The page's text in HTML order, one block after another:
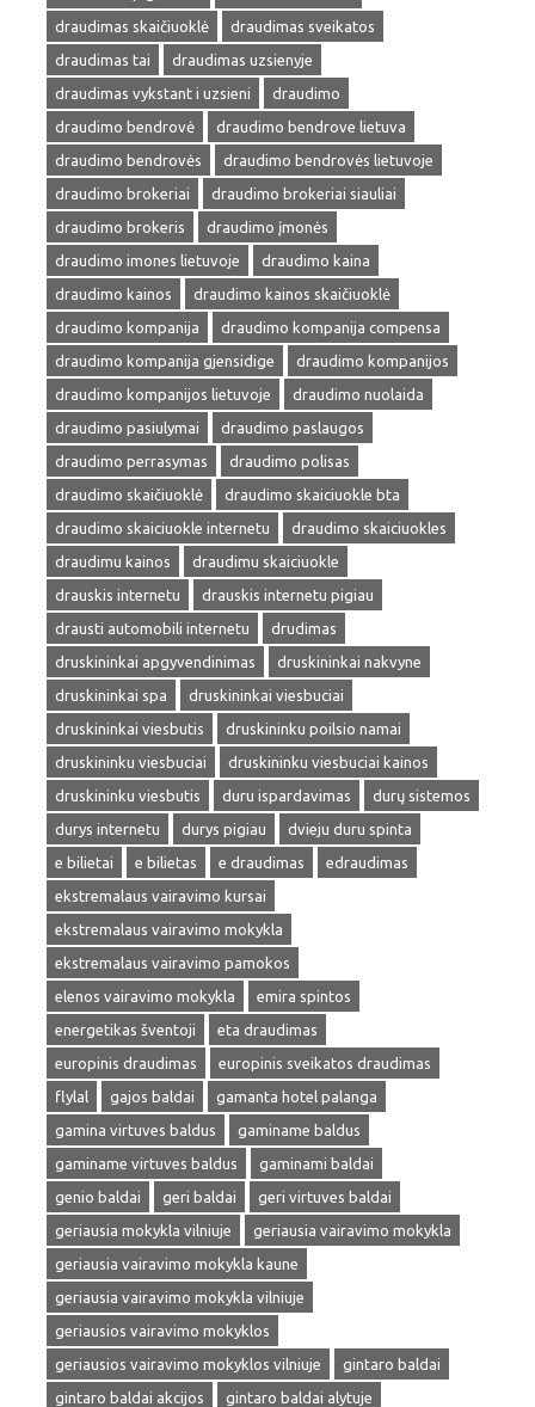
draudimas skaičiuoklė
draudimas sveikatos
draudimas tai
draudimas uzsienyje
draudimas vykstant i uzsieni
draudimo
draudimo bendrovė
draudimo bendrove lietuva
draudimo bendrovės
draudimo bendrovės lietuvoje
draudimo brokeriai
draudimo brokeriai siauliai
draudimo brokeris
draudimo įmonės
draudimo imones lietuvoje
draudimo kaina
draudimo kainos
draudimo kainos skaičiuoklė
draudimo kompanija
draudimo kompanija compensa
draudimo kompanija gjensidige
draudimo kompanijos
draudimo kompanijos lietuvoje
draudimo nuolaida
draudimo pasiulymai
draudimo paslaugos
draudimo perrasymas
draudimo polisas
draudimo skaičiuoklė
draudimo skaiciuokle bta
draudimo skaiciuokle internetu
draudimo skaiciuokles
draudimu kainos
draudimu skaiciuokle
drauskis internetu
drauskis internetu pigiau
drausti automobili internetu
drudimas
druskininkai apgyvendinimas
druskininkai nakvyne
druskininkai spa
druskininkai viesbuciai
druskininkai viesbutis
druskininku poilsio namai
druskininku viesbuciai
druskininku viesbuciai kainos
druskininku viesbutis
duru ispardavimas
durų sistemos
durys internetu
durys pigiau
dvieju duru spinta
e bilietai
e bilietas e draudimas
edraudimas
ekstremalaus vairavimo kursai
ekstremalaus vairavimo mokykla
ekstremalaus vairavimo pamokos
elenos vairavimo mokykla
emira spintos
energetikas šventoji
eta draudimas
europinis draudimas
europinis sveikatos draudimas
flylal
gajos baldai
gamanta hotel palanga
gamina virtuves baldus
gaminame baldus
gaminame virtuves baldus
gaminami baldai
genio baldai
geri baldai
geri virtuves baldai
geriausia mokykla vilniuje
geriausia vairavimo mokykla
geriausia vairavimo mokykla kaune
geriausia vairavimo mokykla vilniuje
geriausios vairavimo mokyklos
geriausios vairavimo mokyklos vilniuje
gintaro baldai
gintaro baldai akcijos
gintaro baldai alytuje